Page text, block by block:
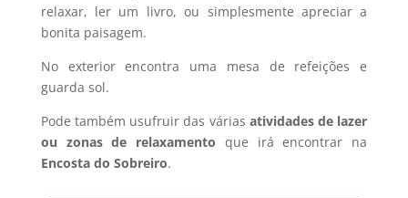
relaxar, ler um livro, ou simplesmente apreciar a
bonita paisagem.
No exterior encontra uma mesa de refeições e
guarda sol.
Pode também usufruir das várias atividades de lazer
ou zonas de relaxamento que irá encontrar na
Encosta do Sobreiro.